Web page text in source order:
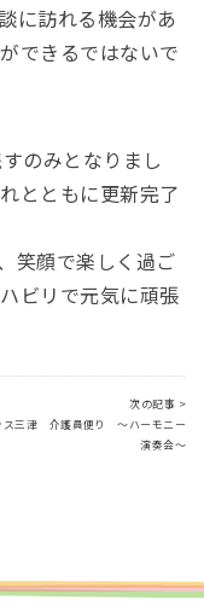
に訪れる機会があ
できるではないで
のみとなりまし
とともに更新完了
笑顔で楽しく過ご
ビリで元気に頑張
次の記事 >
ス三津 介護員便り ～ハーモニー
演奏会～